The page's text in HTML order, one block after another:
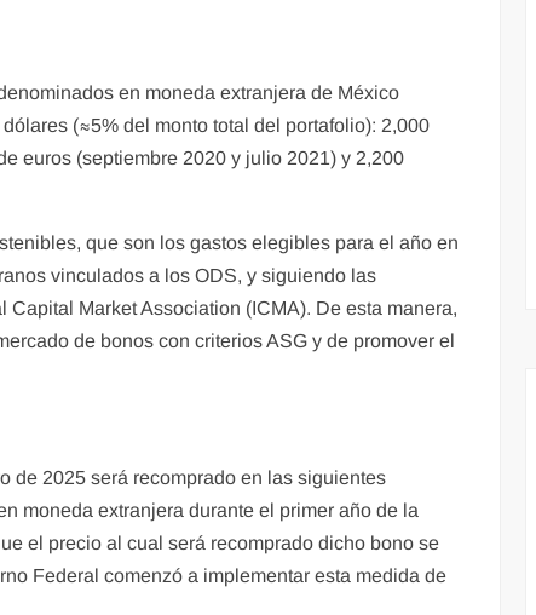
en moneda extranjera de México
(≈5% del monto total del portafolio): 2,000
euros (septiembre 2020 y julio 2021) y 2,200
que son los gastos elegibles para el año en
vinculados a los ODS, y siguiendo las
Market Association (ICMA). De esta manera,
de bonos con criterios ASG y de promover el
de 2025 será recomprado en las siguientes
moneda extranjera durante el primer año de la
el precio al cual será recomprado dicho bono se
Federal comenzó a implementar esta medida de